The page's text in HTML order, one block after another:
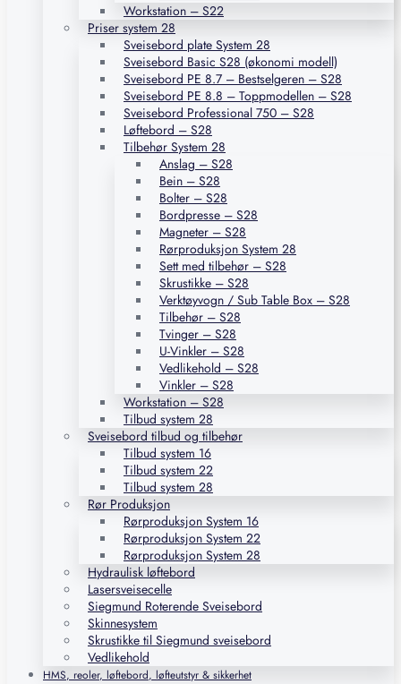
Workstation – S22
Priser system 28
Sveisebord plate System 28
Sveisebord Basic S28 (økonomi modell)
Sveisebord PE 8.7 – Bestselgeren – S28
Sveisebord PE 8.8 – Toppmodellen – S28
Sveisebord Professional 750 – S28
Løftebord – S28
Tilbehør System 28
Anslag – S28
Bein – S28
Bolter – S28
Bordpresse – S28
Magneter – S28
Rørproduksjon System 28
Sett med tilbehør – S28
Skrustikke – S28
Verktøyvogn / Sub Table Box – S28
Tilbehør – S28
Tvinger – S28
U-Vinkler – S28
Vedlikehold – S28
Vinkler – S28
Workstation – S28
Tilbud system 28
Sveisebord tilbud og tilbehør
Tilbud system 16
Tilbud system 22
Tilbud system 28
Rør Produksjon
Rørproduksjon System 16
Rørproduksjon System 22
Rørproduksjon System 28
Hydraulisk løftebord
Lasersveisecelle
Siegmund Roterende Sveisebord
Skinnesystem
Skrustikke til Siegmund sveisebord
Vedlikehold
HMS, reoler, løftebord, løfteutstyr & sikkerhet